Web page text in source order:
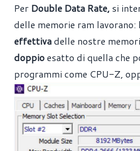
Per Double Data Rate, si
delle memorie ram lavorano:
effettivadelle nostre
doppioesatto di quella che
programmi come CPU-Z,